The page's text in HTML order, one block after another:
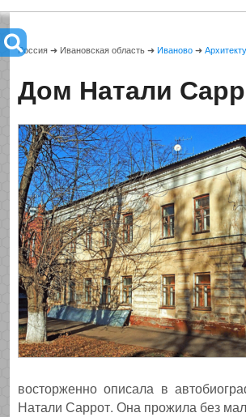
Россия ➜ Ивановская область ➜ Иваново ➜
Дом Натали
восторженно описала в
Натали Саррот. Она прожила без